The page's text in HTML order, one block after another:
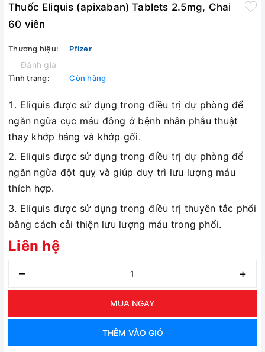
Thuốc Eliquis (apixaban) Tablets 2.5mg, Chai
60 viên
Thương hiệu: Pfizer
Đánh giá
Tình trạng: Còn hàng
Eliquis được sử dụng trong điều trị dự phòng để
ngăn ngừa cục máu đông ở bệnh nhân phẫu thuật
thay khớp háng và khớp gối.
Eliquis được sử dụng trong điều trị dự phòng để
ngăn ngừa đột quỵ và giúp duy trì lưu lượng máu
thích hợp.
Eliquis được sử dụng trong điều trị thuyên tắc phổi
bằng cách cải thiện lưu lượng máu trong phổi.
Liên hệ
– +
MUA NGAY
THÊM VÀO GIỎ